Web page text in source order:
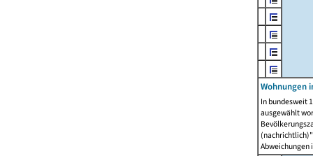
Wohnungen
In bundesweit
ausgewählt
Abweichungen